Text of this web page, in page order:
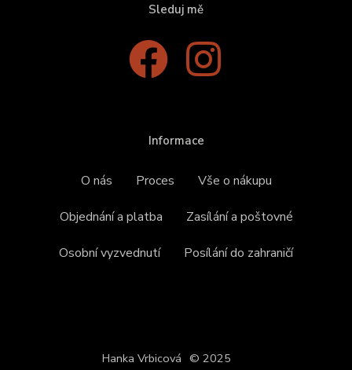
Sleduj mě
Informace
O nás Proces Vše o nákupu
Objednání a platba Zasílání a poštovné
Osobní vyzvednutí Posílání do zahraničí
Hanka Vrbicová © 2025